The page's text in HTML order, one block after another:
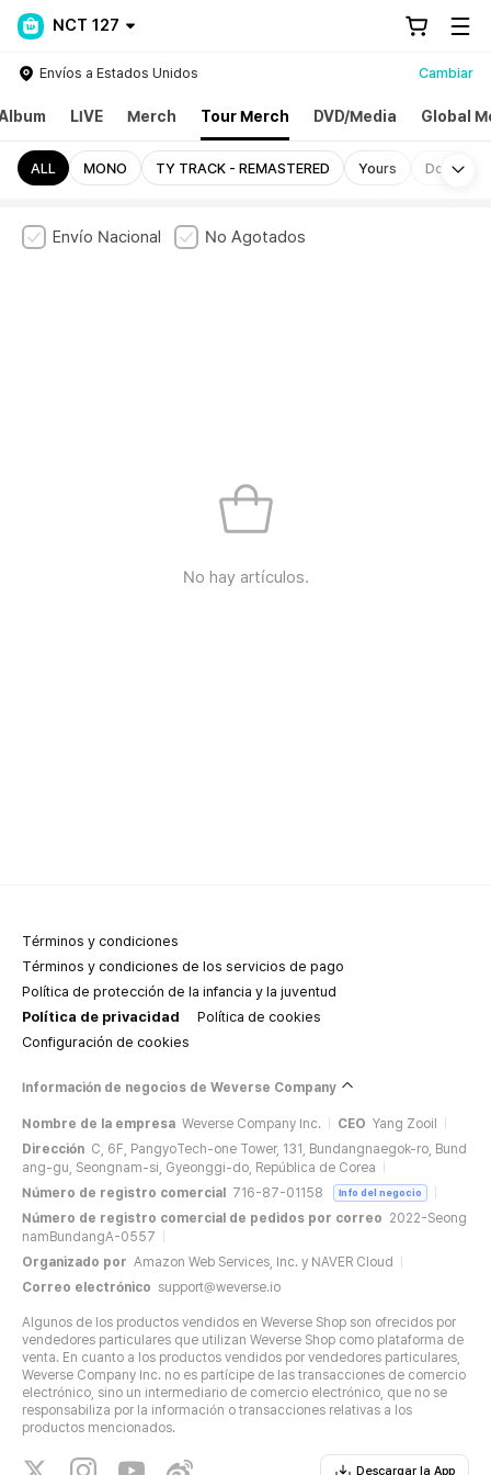
NCT 127
Envíos a Estados Unidos Cambiar
LIVE Merch Tour Merch DVD/Media Global
ALL MONO TY TRACK - REMASTERED Yours Door
Envío Nacional No Agotados
No hay artículos.
Términos y condiciones
Términos y condiciones de los servicios de pago
Política de protección de la infancia y la juventud
Política de privacidad
Política de cookies
Configuración de cookies
Información de negocios de Weverse Company
Nombre de la empresa Weverse Company Inc. CEO Yang Zooil
Dirección C, 6F, PangyoTech-one Tower, 131, Bundangnaegok-ro, Bund
ang-gu, Seongnam-si, Gyeonggi-do, República de Corea
Número de registro comercial
716-87-01158 Info del negocio
Número de registro comercial de pedidos por correo 2022-Seong
namBundangA-0557
Organizado por Amazon Web Services, Inc. y NAVER Cloud
Correo electrónico support@weverse.io
Algunos de los productos vendidos en Weverse Shop son ofrecidos por
vendedores particulares que utilizan Weverse Shop como plataforma de
venta. En cuanto a los productos vendidos por vendedores particulares,
Weverse Company Inc. no es partícipe de las transacciones de comercio
electrónico, sino un intermediario de comercio electrónico, que no se
responsabiliza por la información o transacciones relativas a los
productos mencionados.
Descargar la App